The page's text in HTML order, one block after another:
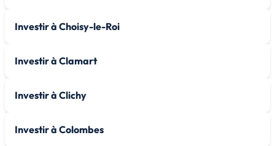
Investir à Choisy-le-Roi
Investir à Clamart
Investir à Clichy
Investir à Colombes